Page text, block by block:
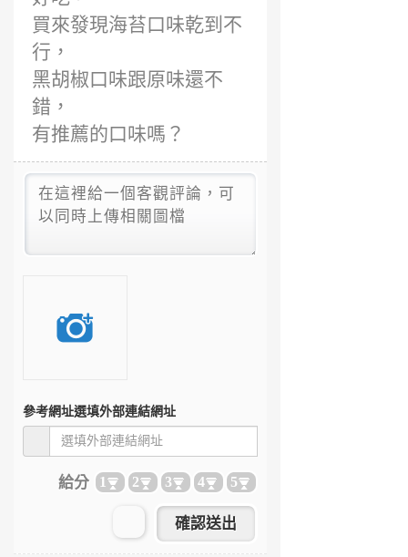
買來發現海苔口味乾到不
行，
黑胡椒口味跟原味還不
錯，
有推薦的口味嗎？
參考網址選填外部連結網址
給分 1 2 3 4 5